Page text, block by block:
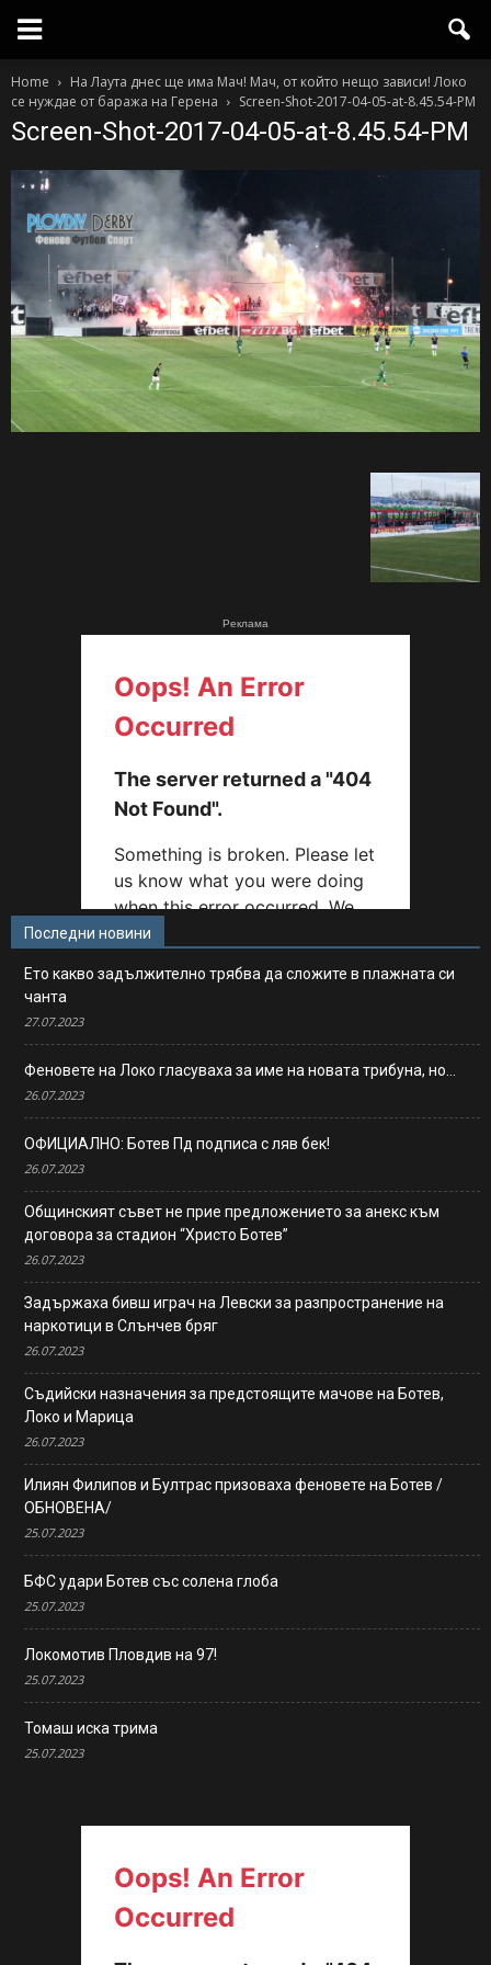
Home
На Лаута днес ще има Мач! Мач, от който нещо зависи! Локо
се нуждае от баража на Герена
Screen-Shot-2017-04-05-at-8.45.54-PM
Screen-Shot-2017-04-05-at-8.45.54-PM
Реклама
Последни новини
Ето какво задължително трябва да сложите в плажната си
чанта
27.07.2023
Феновете на Локо гласуваха за име на новата трибуна, но…
26.07.2023
ОФИЦИАЛНО: Ботев Пд подписа с ляв бек!
26.07.2023
Общинският съвет не прие предложението за анекс към
договора за стадион “Христо Ботев”
26.07.2023
Задържаха бивш играч на Левски за разпространение на
наркотици в Слънчев бряг
26.07.2023
Съдийски назначения за предстоящите мачове на Ботев,
Локо и Марица
26.07.2023
Илиян Филипов и Бултрас призоваха феновете на Ботев /
ОБНОВЕНА/
25.07.2023
БФС удари Ботев със солена глоба
25.07.2023
Локомотив Пловдив на 97!
25.07.2023
Томаш иска трима
25.07.2023